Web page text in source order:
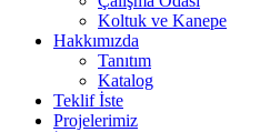
Koltuk ve Kanepe
Hakkımızda
Tanıtım
Katalog
Teklif İste
Projelerimiz